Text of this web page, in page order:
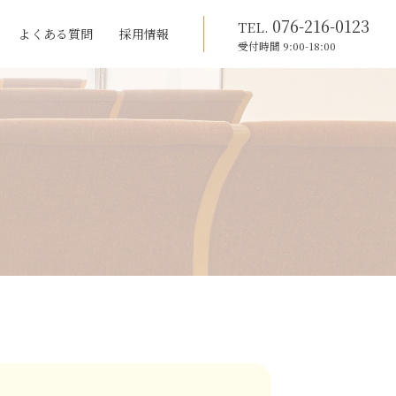
よくある質問 採用情報 TEL. 076-216-0123
受付時間 9:00-18:00